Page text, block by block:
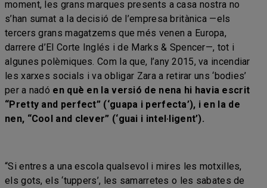
moment, les grans marques presents a casa nostra no
s’han sumat a la decisió de l’empresa britànica —els
tercers grans magatzems que més venen a Europa,
darrere d’El Corte Inglés i de Marks & Spencer—, tot i
algunes polèmiques. Com la que, l’any 2015, va incendiar
les xarxes socials i va obligar Zara a retirar uns ‘bodies’
per a nadó en què en la versió de nena hi havia escrit
“Pretty and perfect” (‘guapa i perfecta’), i en la de
nen, “Cool and clever” (‘guai i intel·ligent’).
“Si entres a una escola qualsevol i mires les motxilles,
els gots, els ‘tuppers’, les samarretes o les sabates de